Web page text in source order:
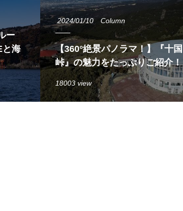
ー
と海
2024/01/10 Column
【360°絶景パノラマ！】『十国
峠』の魅力をたっぷりご紹介！
18003 view